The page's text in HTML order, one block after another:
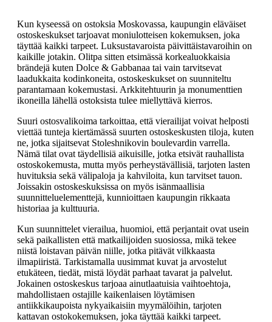
Kun kyseessä on ostoksia Moskovassa, kaupungin eläväiset
ostoskeskukset tarjoavat moniulotteisen kokemuksen, joka
täyttää kaikki tarpeet. Luksustavaroista päivittäistavaroihin on
kaikille jotakin. Olitpa sitten etsimässä korkealuokkaisia
brändejä kuten Dolce & Gabbanaa tai vain tarvitsevat
laadukkaita kodinkoneita, ostoskeskukset on suunniteltu
parantamaan kokemustasi. Arkkitehtuurin ja monumenttien
ikoneilla lähellä ostoksista tulee miellyttävä kierros.
Suuri ostosvalikoima tarkoittaa, että vierailijat voivat helposti
viettää tunteja kiertämässä suurten ostoskeskusten tiloja, kuten
ne, jotka sijaitsevat Stoleshnikovin boulevardin varrella.
Nämä tilat ovat täydellisiä aikuisille, jotka etsivät rauhallista
ostoskokemusta, mutta myös perheystävällisiä, tarjoten lasten
huvituksia sekä välipaloja ja kahviloita, kun tarvitset tauon.
Joissakin ostoskeskuksissa on myös isänmaallisia
suunnitteluelementtejä, kunnioittaen kaupungin rikkaata
historiaa ja kulttuuria.
Kun suunnittelet vierailua, huomioi, että perjantait ovat usein
sekä paikallisten että matkailijoiden suosiossa, mikä tekee
niistä loistavan päivän niille, jotka pitävät vilkkaasta
ilmapiiristä. Tarkistamalla uusimmat kuvat ja arvostelut
etukäteen, tiedät, mistä löydät parhaat tavarat ja palvelut.
Jokainen ostoskeskus tarjoaa ainutlaatuisia vaihtoehtoja,
mahdollistaen ostajille kaikenlaisen löytämisen
antiikkikaupoista nykyaikaisiin myymälöihin, tarjoten
kattavan ostokokemuksen, joka täyttää kaikki tarpeet.